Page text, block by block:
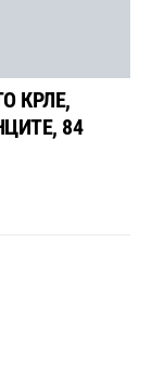
КРЛЕ,
84